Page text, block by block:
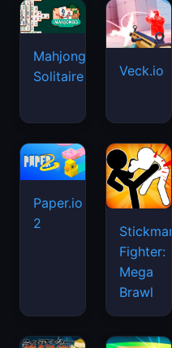
Mahjongg
Solitaire
Veck.io
Paper.io
2
Stickman
Fighter:
Mega
Brawl